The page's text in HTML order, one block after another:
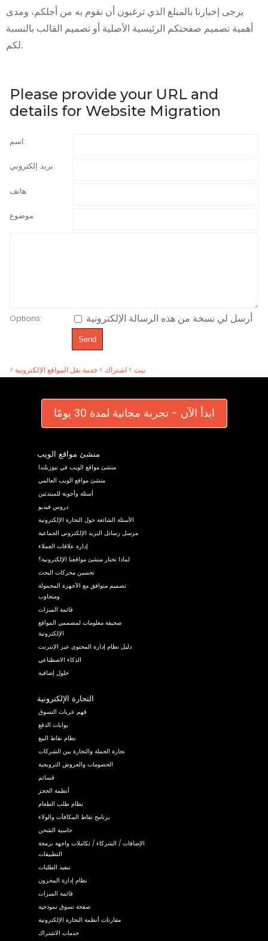
يرجى إخبارنا بالمبلغ الذي ترغبون أن نقوم به من أجلكم، ومدى
أهمية تصميم صفحتكم الرئيسية الأصلية أو تصميم القالب بالنسبة
لكم.
Please provide your URL and
details for Website Migration
اسم:
بريد إلكتروني:
هاتف:
موضوع:
Options: أرسل لي نسخة من هذه الرسالة الإلكترونية
> بيت > اشتراك > خدمة نقل المواقع الإلكترونية
ابدأ الآن - تجربة مجانية لمدة 30 يومًا
منشئ مواقع الويب
منشئ مواقع الويب في نيوزيلندا
منشئ مواقع الويب العالمي
أسئلة وأجوبة للمبتدئين
دروس فيديو
الأسئلة الشائعة حول التجارة الإلكترونية
مرسل رسائل البريد الإلكتروني الجماعية
إدارة علاقات العملاء
لماذا تختار منشئ مواقعنا الإلكترونية؟
تحسين محركات البحث
تصميم متوافق مع الأجهزة المحمولة
ومتجاوب
قائمة الميزات
صحيفة معلومات لمصممي المواقع
الإلكترونية
دليل نظام إدارة المحتوى عبر الإنترنت
الذكاء الاصطناعي
حلول إضافية
التجارة الإلكترونية
فهم عربات التسوق
بوابات الدفع
نظام نقاط البيع
تجارة الجملة والتجارة بين الشركات
الخصومات والعروض الترويجية
قسائم
أنظمة الحجز
نظام طلب الطعام
برنامج نقاط المكافآت والولاء
حاسبة الشحن
الإضافات / الشركاء / تكاملات واجهة برمجة
التطبيقات
تنفيذ الطلبات
نظام إدارة المخزون
قائمة الميزات
صفحة تسوق نموذجية
مقارنات أنظمة التجارة الإلكترونية
خدمات الاشتراك